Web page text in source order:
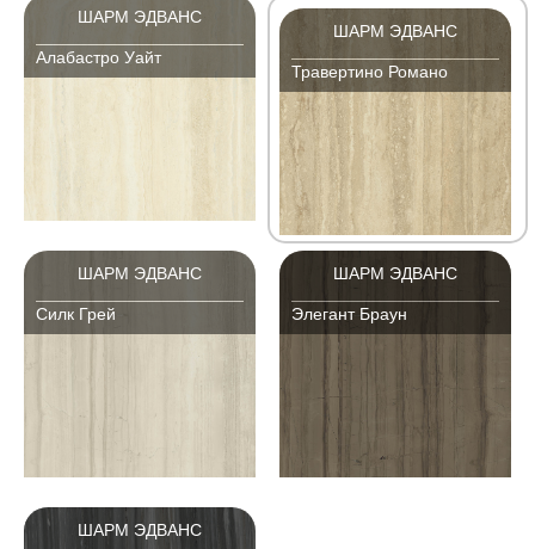
ШАРМ ЭДВАНС
Алабастро Уайт
ШАРМ ЭДВАНС
Травертино Романо
ШАРМ ЭДВАНС
Силк Грей
ШАРМ ЭДВАНС
Элегант Браун
ШАРМ ЭДВАНС